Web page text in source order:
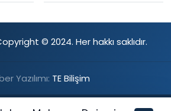
© 2024. Her hakkı saklıdır.
Yazılımı: TE Bilişim